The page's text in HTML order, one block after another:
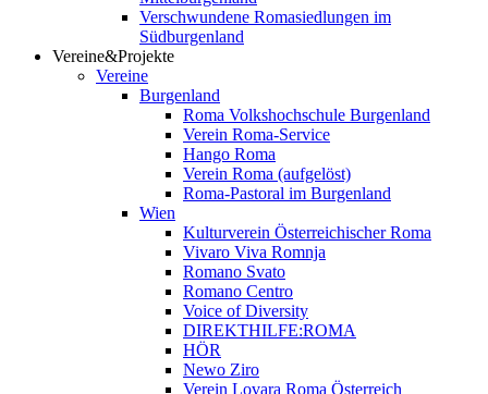
Verschwundene Romasiedlungen im
Südburgenland
Vereine&Projekte
Vereine
Burgenland
Roma Volkshochschule Burgenland
Verein Roma-Service
Hango Roma
Verein Roma (aufgelöst)
Roma-Pastoral im Burgenland
Wien
Kulturverein Österreichischer Roma
Vivaro Viva Romnja
Romano Svato
Romano Centro
Voice of Diversity
DIREKTHILFE:ROMA
HÖR
Newo Ziro
Verein Lovara Roma Österreich